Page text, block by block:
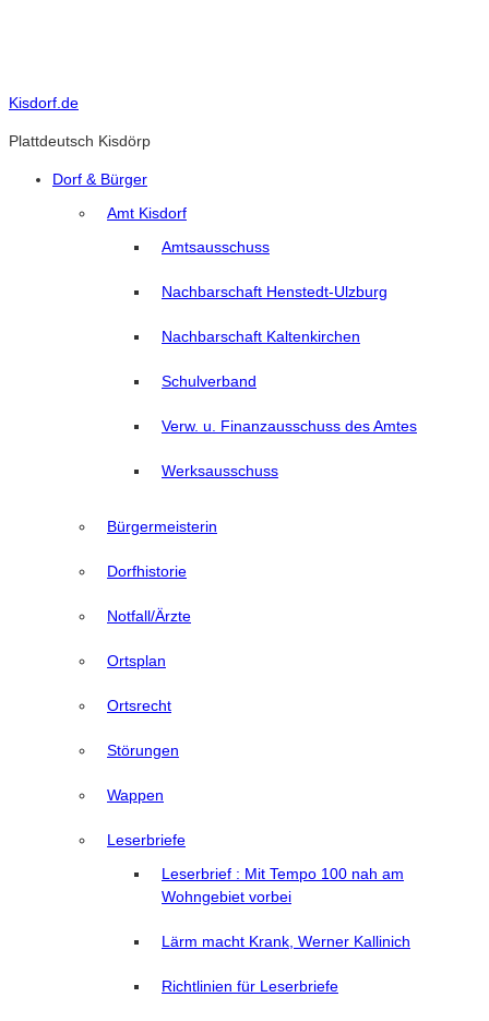
Kisdorf.de
Plattdeutsch Kisdörp
Dorf & Bürger
Amt Kisdorf
Amtsausschuss
Nachbarschaft Henstedt-Ulzburg
Nachbarschaft Kaltenkirchen
Schulverband
Verw. u. Finanzausschuss des Amtes
Werksausschuss
Bürgermeisterin
Dorfhistorie
Notfall/Ärzte
Ortsplan
Ortsrecht
Störungen
Wappen
Leserbriefe
Leserbrief : Mit Tempo 100 nah am
Wohngebiet vorbei
Lärm macht Krank, Werner Kallinich
Richtlinien für Leserbriefe